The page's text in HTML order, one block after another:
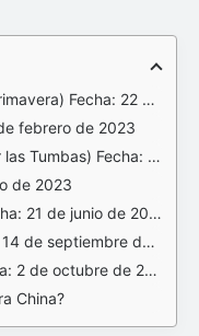
22 de enero de 2023
febrero de 2023
Fecha: 4 de abril de 2023
de 2023
21 de junio de 2023
septiembre de 2023
de octubre de 2023
China?